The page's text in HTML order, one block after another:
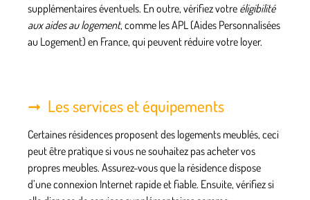
supplémentaireséventuels. En outre, vérifiez votre éligibilité
aux aides au logement, comme les APL (Aides Personnalisées
au Logement) en France, qui peuvent réduire votre loyer.
Les services et équipements
Certaines résidences proposent des logements meublés, ceci
peut être pratique si vous ne souhaitez pas acheter vos
propres meubles. Assurez-vous que la résidence dispose
d’uneconnexion Internet rapide et fiable. Ensuite, vérifiez si